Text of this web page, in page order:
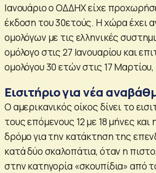
Ιανουάριο ο ΟΔΔΗΧ είχε
έκδοση του 30ετούς. Η χώρα έχει
ομολόγων με τις ελληνικές
ομόλογο στις 27 Ιανουαρίου και
ομολόγου 30 ετών στις 17 Μαρτίου,
Εισιτήριο για νέα
Ο αμερικανικός οίκος δίνει το
τους επόμενους 12 με 18 μήνες και
δρόμο για την κατάκτηση της
κατά δύο σκαλοπάτια, όταν η
στην κατηγορία «σκουπίδια» από